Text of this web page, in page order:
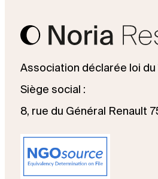
Association déclarée loi du
Siège social :
8, rue du Général Renault